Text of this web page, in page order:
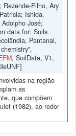
Rezende-Filho, Ary
Ishida,
José;
data for: Soils
Pantanal,
, SoilData, V1,
na região
as
que compõem
(1982), ao redor